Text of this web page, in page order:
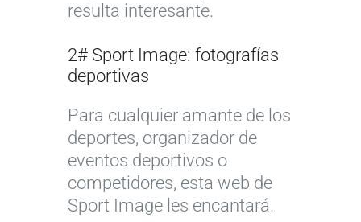
resulta interesante.
2# Sport Image: fotografías
deportivas
Para cualquier amante de los
deportes, organizador de
eventos deportivos o
competidores, esta web de
Sport Image les encantará.